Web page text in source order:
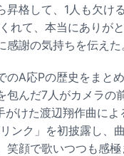
昇格して、1人も欠け
れて、本当にありが
感謝の気持ちを伝えた
のA応Pの歴史をまとめ
包んだ7人がカメラの
がけた渡辺翔作曲によ
ンク」を初披露し、
笑顔で歌いつつも感